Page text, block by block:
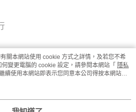
關本網站使用 cookie 方式之詳情，及若您不希
變更電腦的 cookie 設定，請參閱本網站「 隱私
續使用本網站即表示您同意本公司得按本網站使
。